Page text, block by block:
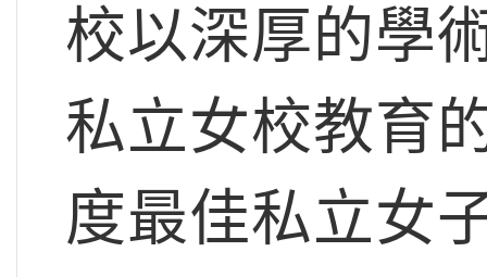
校以深厚的學
私立女校教育
度最佳私立女